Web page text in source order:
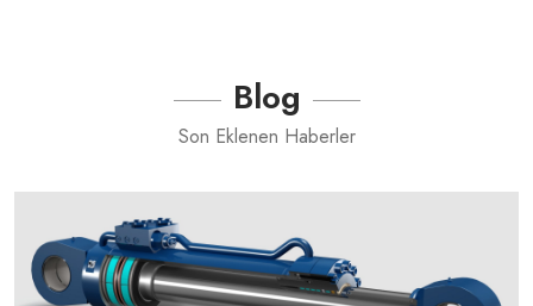
Blog
Son Eklenen Haberler